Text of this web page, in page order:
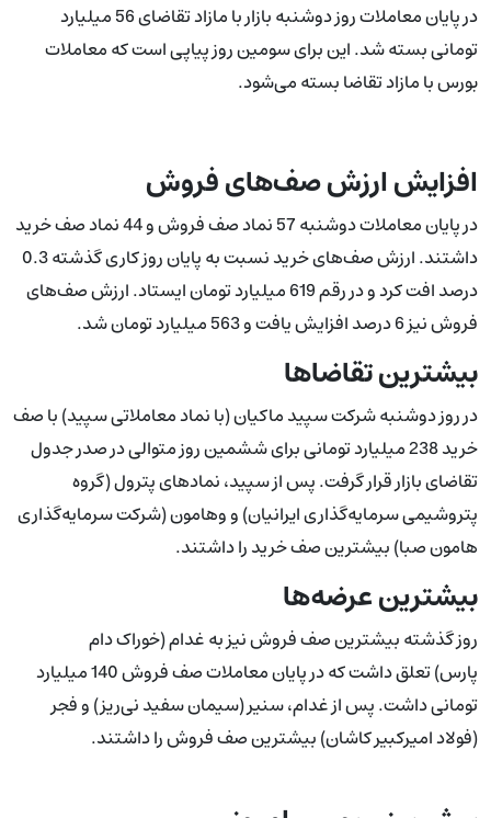
در پایان معاملات روز دوشنبه بازار با مازاد تقاضای 56 میلیارد
تومانی بسته شد. این برای سومین روز پیاپی است که معاملات
بورس با مازاد تقاضا بسته می‌شود.
افزایش ارزش صف‌های فروش
در پایان معاملات دوشنبه 57 نماد صف فروش و 44 نماد صف خرید
داشتند. ارزش صف‌های خرید نسبت به پایان روز کاری گذشته 0.3
درصد افت کرد و در رقم 619 میلیارد تومان ایستاد. ارزش صف‌های
فروش نیز 6 درصد افزایش یافت و 563 میلیارد تومان شد.
بیشترین تقاضاها
در روز دوشنبه شرکت سپید ماکیان (با نماد معاملاتی سپید) با صف‌
خرید 238 میلیارد تومانی برای ششمین روز متوالی در صدر جدول
تقاضای بازار قرار گرفت. پس از سپید، نمادهای پترول (گروه
پتروشیمی سرمایه‌گذاری ایرانیان) و وهامون (شرکت سرمایه‌گذاری
هامون صبا) بیشترین صف خرید را داشتند.
بیشترین عرضه‌ها
روز گذشته بیشترین صف فروش نیز به غدام (خوراک دام
پارس) تعلق داشت که در پایان معاملات صف فروش 140 میلیارد
تومانی داشت. پس از غدام، سنیر (سیمان سفید نی‌ریز) و فجر
(فولاد امیرکبیر کاشان) بیشترین صف فروش را داشتند.